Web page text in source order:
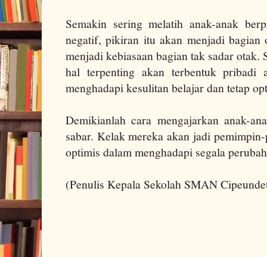
Semakin sering melatih anak-anak
negatif, pikiran itu akan menjadi bagian
menjadi kebiasaan bagian tak sadar otak.
hal terpenting akan terbentuk pribadi
menghadapi kesulitan belajar dan tetap
Demikianlah cara mengajarkan anak-
sabar. Kelak mereka akan jadi
optimis dalam menghadapi segala
(Penulis Kepala Sekolah SMAN